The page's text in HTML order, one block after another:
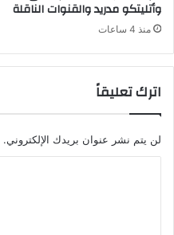
وأتليتكو مدريد والقنوات الناقلة
منذ 4 ساعات
اترك تعليقاً
لن يتم نشر عنوان بريدك الإلكتروني.